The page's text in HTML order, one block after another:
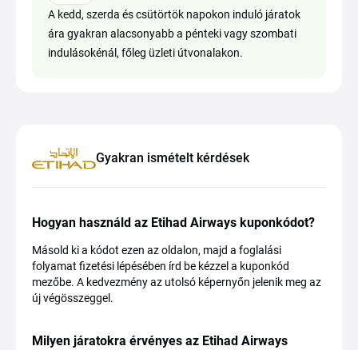
A kedd, szerda és csütörtök napokon induló járatok
ára gyakran alacsonyabb a pénteki vagy szombati
indulásokénál, főleg üzleti útvonalakon.
Gyakran ismételt kérdések
Hogyan használd az Etihad Airways kuponkódot?
Másold ki a kódot ezen az oldalon, majd a foglalási
folyamat fizetési lépésében írd be kézzel a kuponkód
mezőbe. A kedvezmény az utolsó képernyőn jelenik meg az
új végösszeggel.
Milyen járatokra érvényes az Etihad Airways